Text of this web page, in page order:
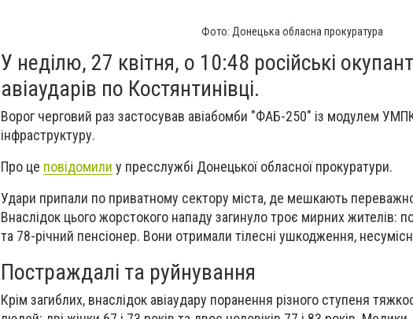
Фото: Донецька обласна прокуратура
У неділю, 27 квітня, о 10:48 російські
авіаударів по Костянтинівці.
Ворог черговий раз застосував авіабомби "ФАБ-250" із модулем
інфраструктуру.
Про це повідомили у пресслужбі Донецької обласної прокуратури.
Удари припали по приватному сектору міста, де мешкають
Внаслідок цього жорстокого нападу загинуло троє мирних жителів:
та 78-річний пенсіонер. Вони отримали тілесні ушкодження,
Постраждалі та руйнування
Крім загиблих, внаслідок авіаудару поранення різного ступеня